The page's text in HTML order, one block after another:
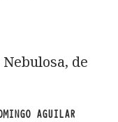
de
AGUILAR